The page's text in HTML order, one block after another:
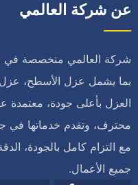
عن شركة العالمي
شركة العالمي متخصصة في
بما يشمل عزل الأسطح، عزل
العزل بأعلى جودة،
محترف، وتقدم خدماتها في
مع التزام كامل بالجودة،
جميع الأعمال.